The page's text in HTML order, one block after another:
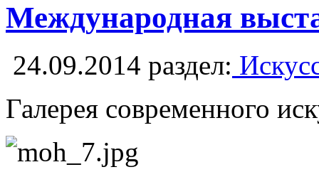
Международная
24.09.2014 раздел:
Галерея современного